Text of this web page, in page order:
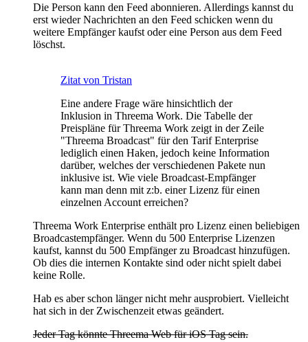
Die Person kann den Feed abonnieren. Allerdings kannst du
erst wieder Nachrichten an den Feed schicken wenn du
weitere Empfänger kaufst oder eine Person aus dem Feed
löschst.
Zitat von Tristan
Eine andere Frage wäre hinsichtlich der
Inklusion in Threema Work. Die Tabelle der
Preispläne für Threema Work zeigt in der Zeile
"Threema Broadcast" für den Tarif Enterprise
lediglich einen Haken, jedoch keine Information
darüber, welches der verschiedenen Pakete nun
inklusive ist. Wie viele Broadcast-Empfänger
kann man denn mit z:b. einer Lizenz für einen
einzelnen Account erreichen?
Threema Work Enterprise enthält pro Lizenz einen beliebigen
Broadcastempfänger. Wenn du 500 Enterprise Lizenzen
kaufst, kannst du 500 Empfänger zu Broadcast hinzufügen.
Ob dies die internen Kontakte sind oder nicht spielt dabei
keine Rolle.
Hab es aber schon länger nicht mehr ausprobiert. Vielleicht
hat sich in der Zwischenzeit etwas geändert.
Jeder Tag könnte Threema Web für iOS Tag sein.